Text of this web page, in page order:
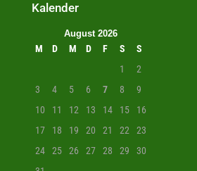
Kalender
August 2026
M D M D F S
S
1
2
3
4 5 6 7 8
9
10
11 12 13 14 15
16
17
18 19 20 21 22
23
24
25 26 27 28 29
30